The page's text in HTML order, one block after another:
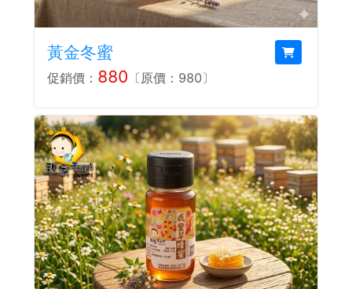
黃金冬蜜
促銷價： 880 〔原價：980〕